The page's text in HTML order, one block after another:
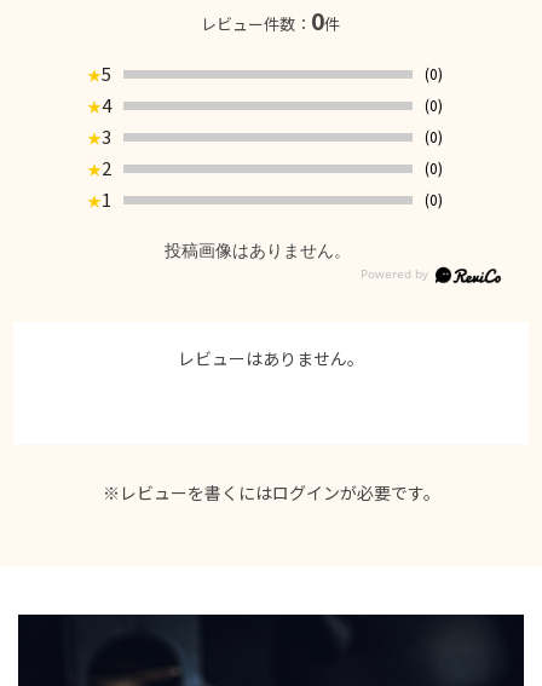
レビュー件数： 0件
★5
(0)
★4
(0)
★3
(0)
★2
(0)
★1 (0)
投稿画像はありません。
レビューはありません。
※レビューを書くにはログインが必要です。